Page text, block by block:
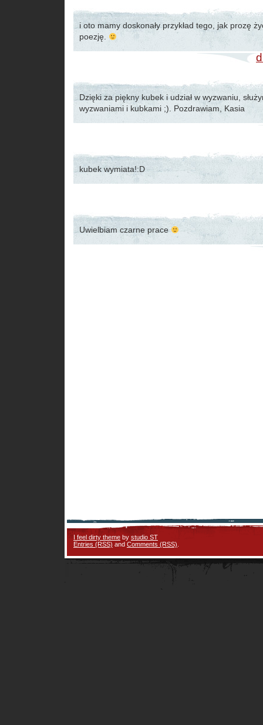
i oto mamy doskonały przykład tego, jak prozę
poezję.
Dzięki za piękny kubek i udział w wyzwaniu,
wyzwaniami i kubkami ;). Pozdrawiam, Kasia
kubek wymiata!:D
Uwielbiam czarne prace
I feel dirty theme by studio ST
Entries (RSS) and Comments (RSS)